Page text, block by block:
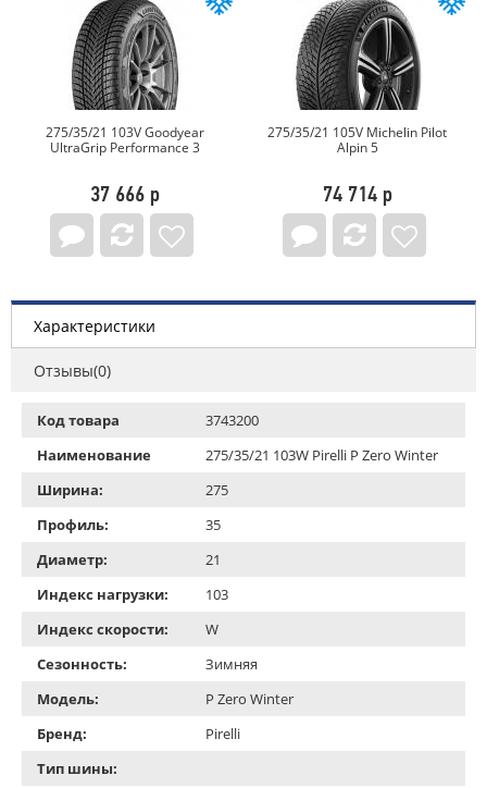
275/35/21 105V Michelin Pilot
Alpin 5
74 714 р
275/35/21 103V Pirelli Winter
SottoZero Serie III
93 983 р
Характеристики
Отзывы(0)
Код товара
3743200
Наименование
275/35/21 103W Pirelli P Zero Winter
Ширина:
275
Профиль:
35
Диаметр:
21
Индекс нагрузки:
103
Индекс скорости:
W
Сезонность:
Зимняя
Модель:
P Zero Winter
Бренд:
Pirelli
Тип шины: